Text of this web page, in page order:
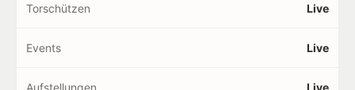
Torschützen Live
Events Live
Aufstellungen Live